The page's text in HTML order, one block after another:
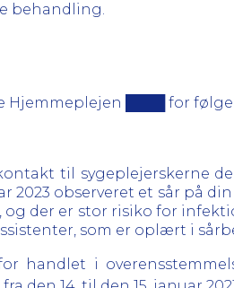
behandling.
Hjemmeplejen ████ for
til sygeplejerskerne
2023 observeret et sår på
der er stor risiko for
som er oplært i
handlet i